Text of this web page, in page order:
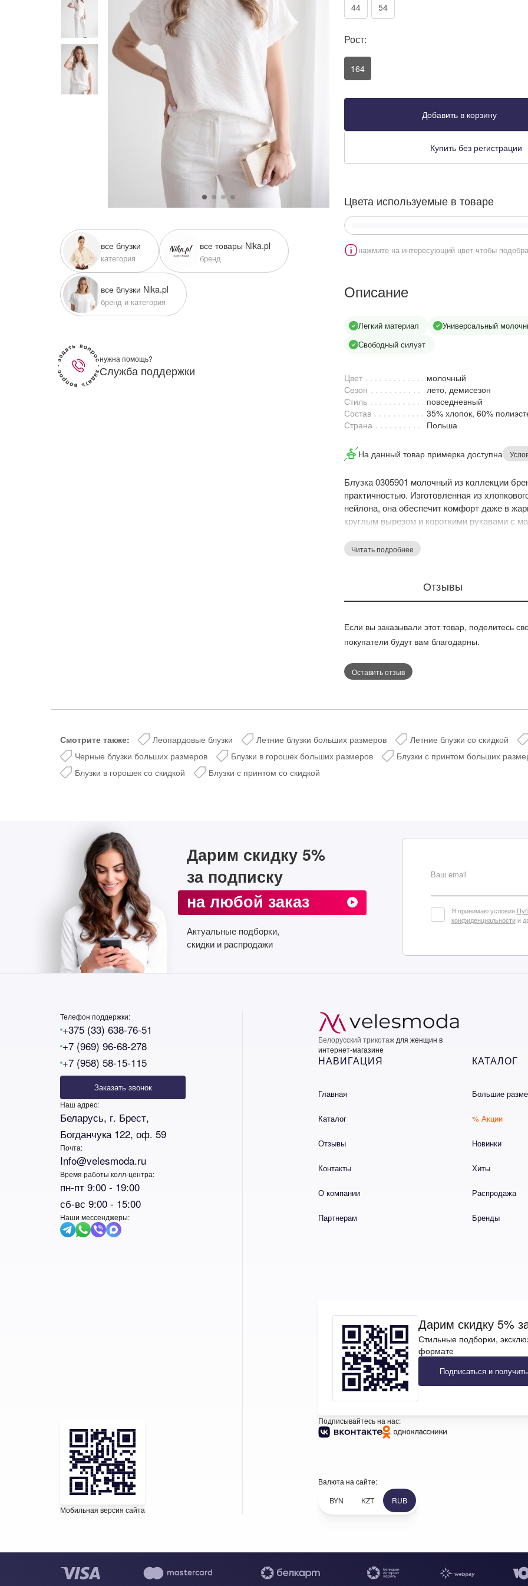
Войти
+7 (969) 96-68-278
в WhatsApp
в Telegram
все блузки
категория
все товары Nika.pl
бренд
все блузки Nika.pl
бренд и категория
нужна помощь?
Служба поддержки
44 54
Рост:
164
Добавить в корзину
Купить без регистрации
Цвета используемые в товаре
нажмите на интересующий цвет чтобы
Описание
Легкий материал Универсальный
Свободный силуэт
Цвет
молочный
Сезон
лето, демисезон
Стиль
повседневный
Состав
35% хлопок, 60%
Страна
Польша
На данный товар примерка доступна
Блузка 0305901 молочный из коллекции
практичностью. Изготовленная из
нейлона, она обеспечит комфорт даже в
круглым вырезом и короткими рукавами с
комбинируясь с разными элементами
повседневного стиля или офиса в летний
Читать подробнее
Отзывы
Если вы заказывали этот товар, поделитесь
покупатели будут вам благодарны.
Оставить отзыв
Смотрите также: Леопардовые блузки Летние блузки больших размеров Летние блузки со скидкой
Черные блузки больших размеров
Блузки в горошек больших размеров Блузки с принтом больших
Блузки в горошек со скидкой
Блузки с принтом со скидкой
Дарим скидку 5%
за подписку
на любой заказ
Актуальные подборки,
скидки и распродажи
Ваш email
Я принимаю условия
конфиденциальностии
Телефон поддержки:
+375 (33) 638-76-51
+7 (969) 96-68-278
+7 (958) 58-15-115
Заказать звонок
Наш адрес:
Беларусь, г. Брест,
Богданчука 122, оф. 59
Почта:
Info@velesmoda.ru
Время работы колл-центра:
пн-пт 9:00 - 19:00
сб-вс 9:00 - 15:00
Наши мессенджеры:
Мобильная версия сайта
Белорусский трикотаж для женщин в
интернет-магазине
НАВИГАЦИЯ
Главная
Каталог
Отзывы
Контакты
О компании
Партнерам
КАТАЛОГ
Большие
% Акции
Новинки
Хиты
Распродажа
Бренды
Дарим скидку 5%
Стильные подборки,
формате
Подписаться и
Подписывайтесь на нас:
Валюта на сайте:
BYN
KZT RUB
Добавить в корзину
телеграм-канал
горячие распродажи в